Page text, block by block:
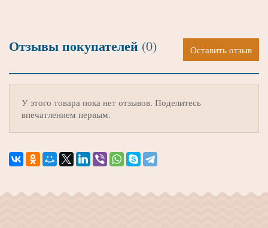
Отзывы покупателей (0) Оставить отзыв
У этого товара пока нет отзывов. Поделитесь
впечатлением первым.